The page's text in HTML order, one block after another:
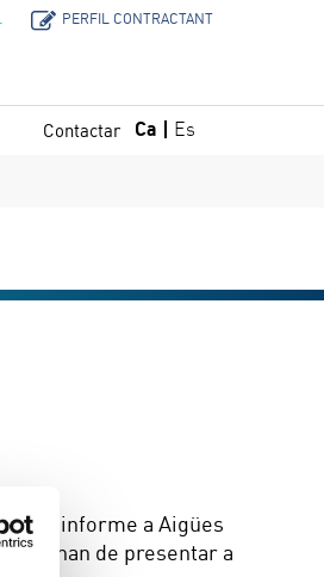
Ca Es
 PERFIL CONTRACTANT
Contactar
un informe a Aigües
han de presentar a